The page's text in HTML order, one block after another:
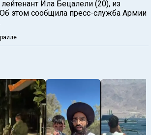
Ила Бецалели (20), из
этом сообщила пресс-служба Армии